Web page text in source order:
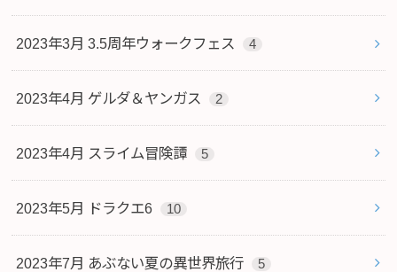
2023年3月 3.5周年ウォークフェス 4
2023年4月 ゲルダ＆ヤンガス 2
2023年4月 スライム冒険譚 5
2023年5月 ドラクエ6 10
2023年7月 あぶない夏の異世界旅行 5